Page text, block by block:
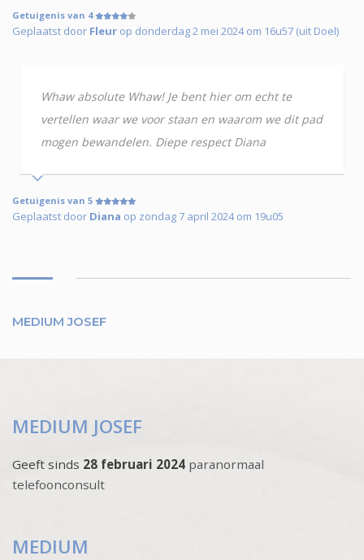
Getuigenis van 4
Geplaatst door Fleur op donderdag 2 mei 2024 om 16u57 (uit Doel)
Whaw absolute Whaw! Je bent hier om echt te
vertellen waar we voor staan en waarom we dit pad
mogen bewandelen. Diepe respect Diana
Getuigenis van 5
Geplaatst door Diana op zondag 7 april 2024 om 19u05
MEDIUM JOSEF
MEDIUM JOSEF
Geeft sinds 28 februari 2024 paranormaal
telefoonconsult
MEDIUM